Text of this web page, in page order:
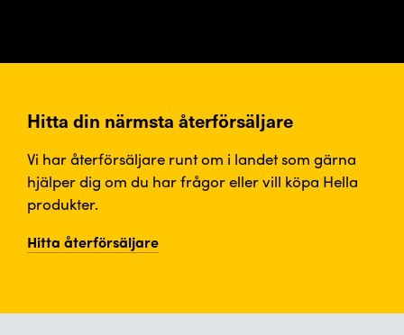
Hitta din närmsta återförsäljare
Vi har återförsäljare runt om i landet som gärna
hjälper dig om du har frågor eller vill köpa Hella
produkter.
Hitta återförsäljare